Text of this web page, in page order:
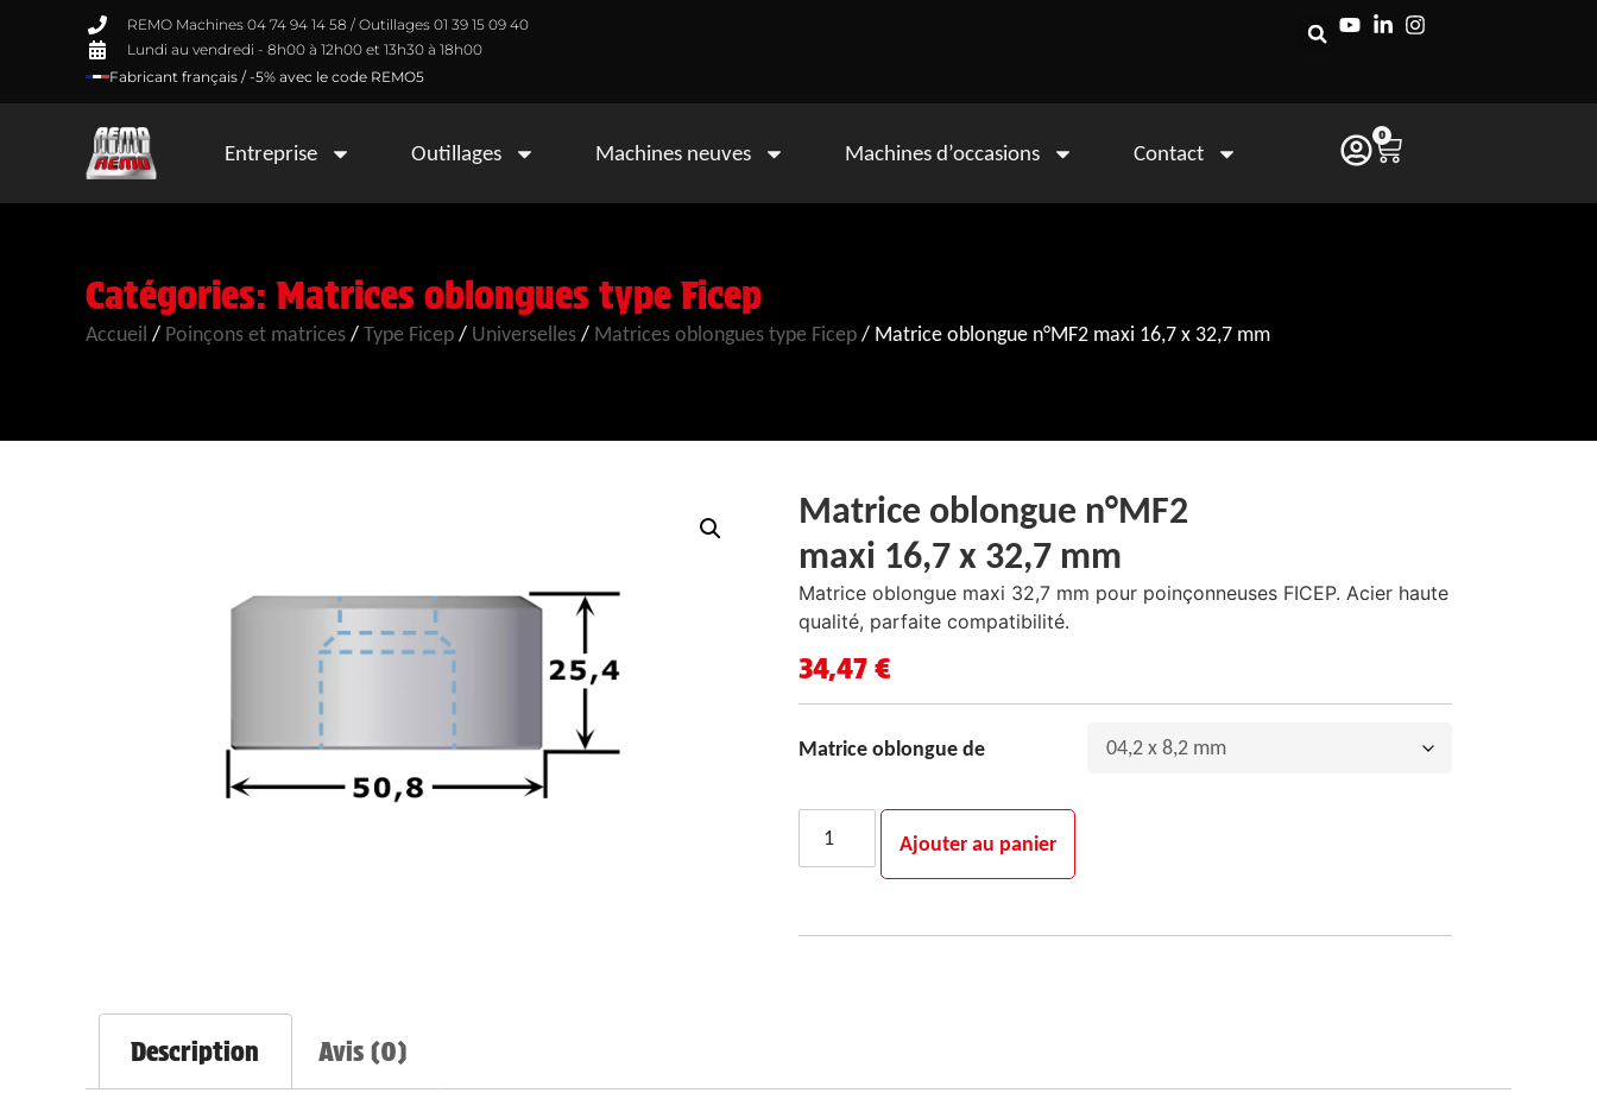
REMO Machines 04 74 94 14 58 / Outillages 01 39 15 09 40
Lundi au vendredi - 8h00 à 12h00 et 13h30 à 18h00
Fabricant français / -5% avec le code REMO5
Entreprise Outillages Machines neuves Machines d’occasions Contact
0
Catégories:Matrices oblongues type Ficep
Accueil / Poinçons et matrices/Type Ficep/ Universelles/ Matrices oblongues type Ficep/ Matrice oblongue n°MF2 maxi 16,7 x 32,7 mm
Matrice oblongue n°MF2
maxi 16,7 x 32,7 mm
Matrice oblongue maxi 32,7 mm pour poinçonneuses FICEP. Acier haute
qualité, parfaite compatibilité.
34,47 €
Matrice oblongue de
Ajouter au panier
Description Avis (0)